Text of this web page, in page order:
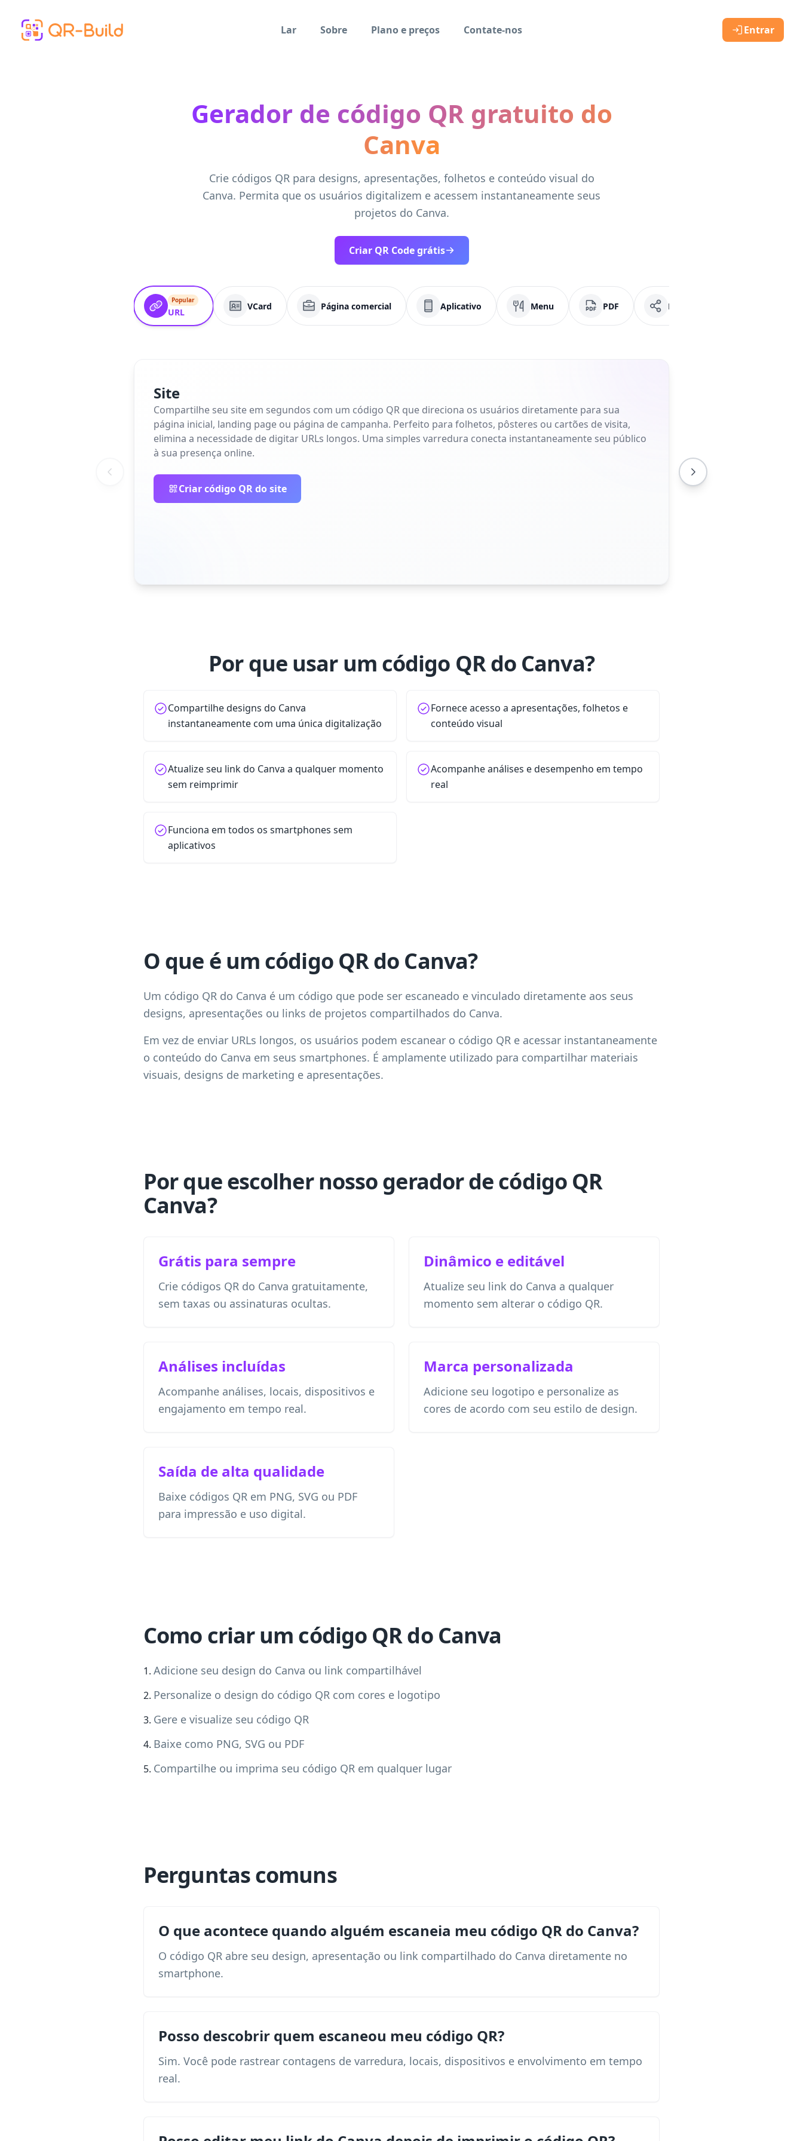
Lar
Sobre Plano e preços Contate-nos Entrar
Gerador de código QR gratuito do
Canva
Crie códigos QR para designs, apresentações, folhetos e conteúdo visual do
Canva. Permita que os usuários digitalizem e acessem instantaneamente seus
projetos do Canva.
Criar QR Code grátis
Popular
URL
VCard Página comercial Aplicativo Menu PDF Mídias Sociais
Site
Compartilhe seu site em segundos com um código QR que direciona os usuários diretamente para sua
página inicial, landing page ou página de campanha. Perfeito para folhetos, pôsteres ou cartões de visita,
elimina a necessidade de digitar URLs longos. Uma simples varredura conecta instantaneamente seu público
à sua presença online.
Criar código QR do site
Por que usar um código QR do Canva?
Compartilhe designs do Canva
instantaneamente com uma única digitalização
Fornece acesso a apresentações, folhetos e
conteúdo visual
Atualize seu link do Canva a qualquer momento
sem reimprimir
Acompanhe análises e desempenho em tempo
real
Funciona em todos os smartphones sem
aplicativos
O que é um código QR do Canva?
Um código QR do Canva é um código que pode ser escaneado e vinculado diretamente aos seus
designs, apresentações ou links de projetos compartilhados do Canva.
Em vez de enviar URLs longos, os usuários podem escanear o código QR e acessar instantaneamente
o conteúdo do Canva em seus smartphones. É amplamente utilizado para compartilhar materiais
visuais, designs de marketing e apresentações.
Por que escolher nosso gerador de código QR
Canva?
Grátis para sempre
Crie códigos QR do Canva gratuitamente,
sem taxas ou assinaturas ocultas.
Dinâmico e editável
Atualize seu link do Canva a qualquer
momento sem alterar o código QR.
Análises incluídas
Acompanhe análises, locais, dispositivos e
engajamento em tempo real.
Marca personalizada
Adicione seu logotipo e personalize as
cores de acordo com seu estilo de design.
Saída de alta qualidade
Baixe códigos QR em PNG, SVG ou PDF
para impressão e uso digital.
Como criar um código QR do Canva
Adicione seu design do Canva ou link compartilhável
Personalize o design do código QR com cores e logotipo
Gere e visualize seu código QR
Baixe como PNG, SVG ou PDF
Compartilhe ou imprima seu código QR em qualquer lugar
Perguntas comuns
O que acontece quando alguém escaneia meu código QR do Canva?
O código QR abre seu design, apresentação ou link compartilhado do Canva diretamente no
smartphone.
Posso descobrir quem escaneou meu código QR?
Sim. Você pode rastrear contagens de varredura, locais, dispositivos e envolvimento em tempo
real.